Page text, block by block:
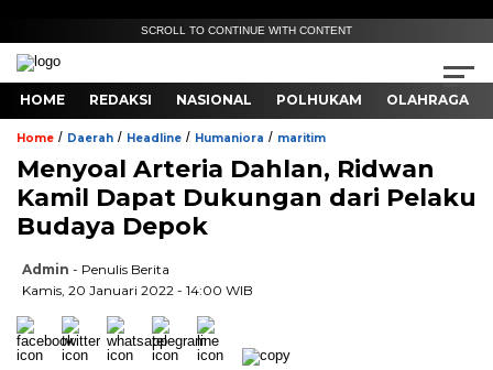
SCROLL TO CONTINUE WITH CONTENT
HOME REDAKSI NASIONAL POLHUKAM OLAHRAGA
Home / Daerah / Headline / Humaniora / maritim
Menyoal Arteria Dahlan, Ridwan
Kamil Dapat Dukungan dari Pelaku
Budaya Depok
Admin - Penulis Berita
Kamis, 20 Januari 2022 - 14:00 WIB